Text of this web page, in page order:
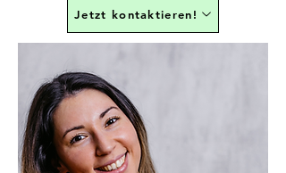
Jetzt kontaktieren!